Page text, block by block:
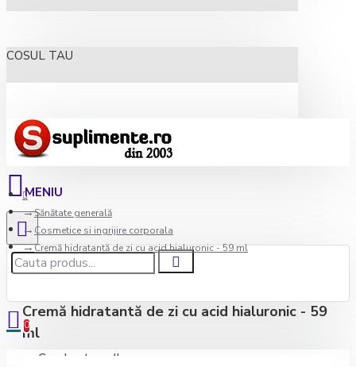
COSUL TAU
0
Coșul este gol!
Sănătate generală
Cosmetice si ingrijire corporala
Cremă hidratantă de zi cu acid hialuronic - 59 ml
Cremă hidratantă de zi cu acid hialuronic - 59
ml